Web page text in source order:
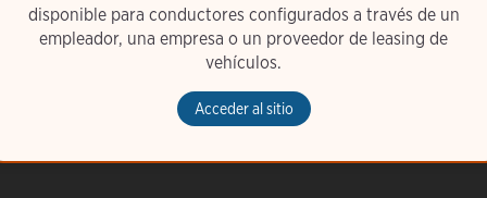
disponible para conductores configurados a través de un
empleador, una empresa o un proveedor de leasing de
vehículos.
Acceder al sitio